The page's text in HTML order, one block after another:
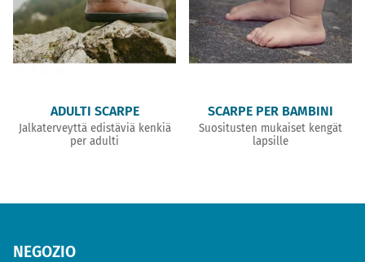
ADULTI SCARPE
Jalkaterveyttä edistäviä kenkiä
per adulti
SCARPE PER BAMBINI
Suositusten mukaiset kengät
lapsille
NEGOZIO